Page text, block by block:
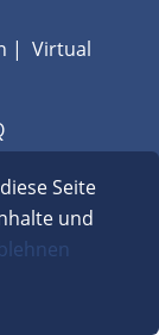
| Virtual
Seite
und